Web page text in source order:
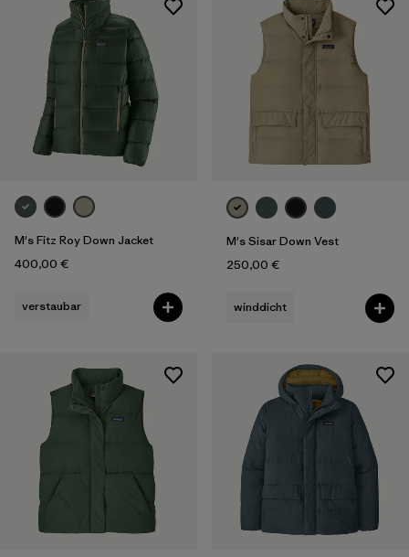
M's Fitz Roy Down Jacket
400,00 €
verstaubar
M's Sisar Down Vest
250,00 €
winddicht